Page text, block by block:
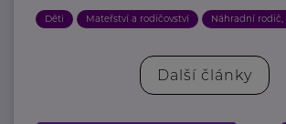
Děti Mateřství a rodičovství Náhradní rodič,
Další články